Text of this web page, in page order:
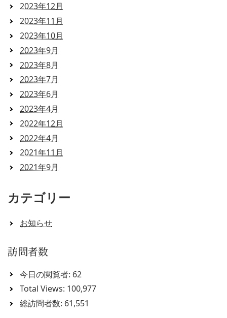
2023年12月
2023年11月
2023年10月
2023年9月
2023年8月
2023年7月
2023年6月
2023年4月
2022年12月
2022年4月
2021年11月
2021年9月
カテゴリー
お知らせ
訪問者数
今日の閲覧者: 62
Total Views: 100,977
総訪問者数: 61,551